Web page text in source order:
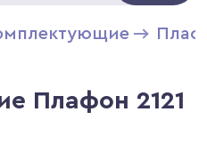
Плафон 2121